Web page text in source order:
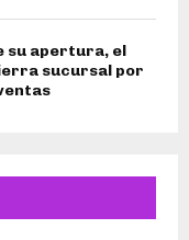
su apertura, el
sucursal por